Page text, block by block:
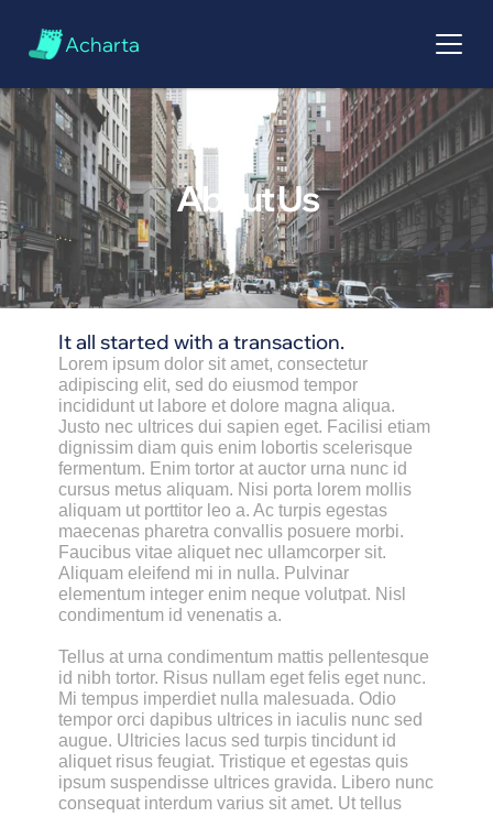
Acharta
About Us
It all started with a transaction.
Lorem ipsum dolor sit amet, consectetur
adipiscing elit, sed do eiusmod tempor
incididunt ut labore et dolore magna aliqua.
Justo nec ultrices dui sapien eget. Facilisi etiam
dignissim diam quis enim lobortis scelerisque
fermentum. Enim tortor at auctor urna nunc id
cursus metus aliquam. Nisi porta lorem mollis
aliquam ut porttitor leo a. Ac turpis egestas
maecenas pharetra convallis posuere morbi.
Faucibus vitae aliquet nec ullamcorper sit.
Aliquam eleifend mi in nulla. Pulvinar
elementum integer enim neque volutpat. Nisl
condimentum id venenatis a.
Tellus at urna condimentum mattis pellentesque
id nibh tortor. Risus nullam eget felis eget nunc.
Mi tempus imperdiet nulla malesuada. Odio
tempor orci dapibus ultrices in iaculis nunc sed
augue. Ultricies lacus sed turpis tincidunt id
aliquet risus feugiat. Tristique et egestas quis
ipsum suspendisse ultrices gravida. Libero nunc
consequat interdum varius sit amet. Ut tellus